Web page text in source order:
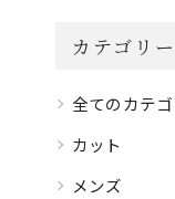
カテゴリー
全てのカテ
カット
メンズ